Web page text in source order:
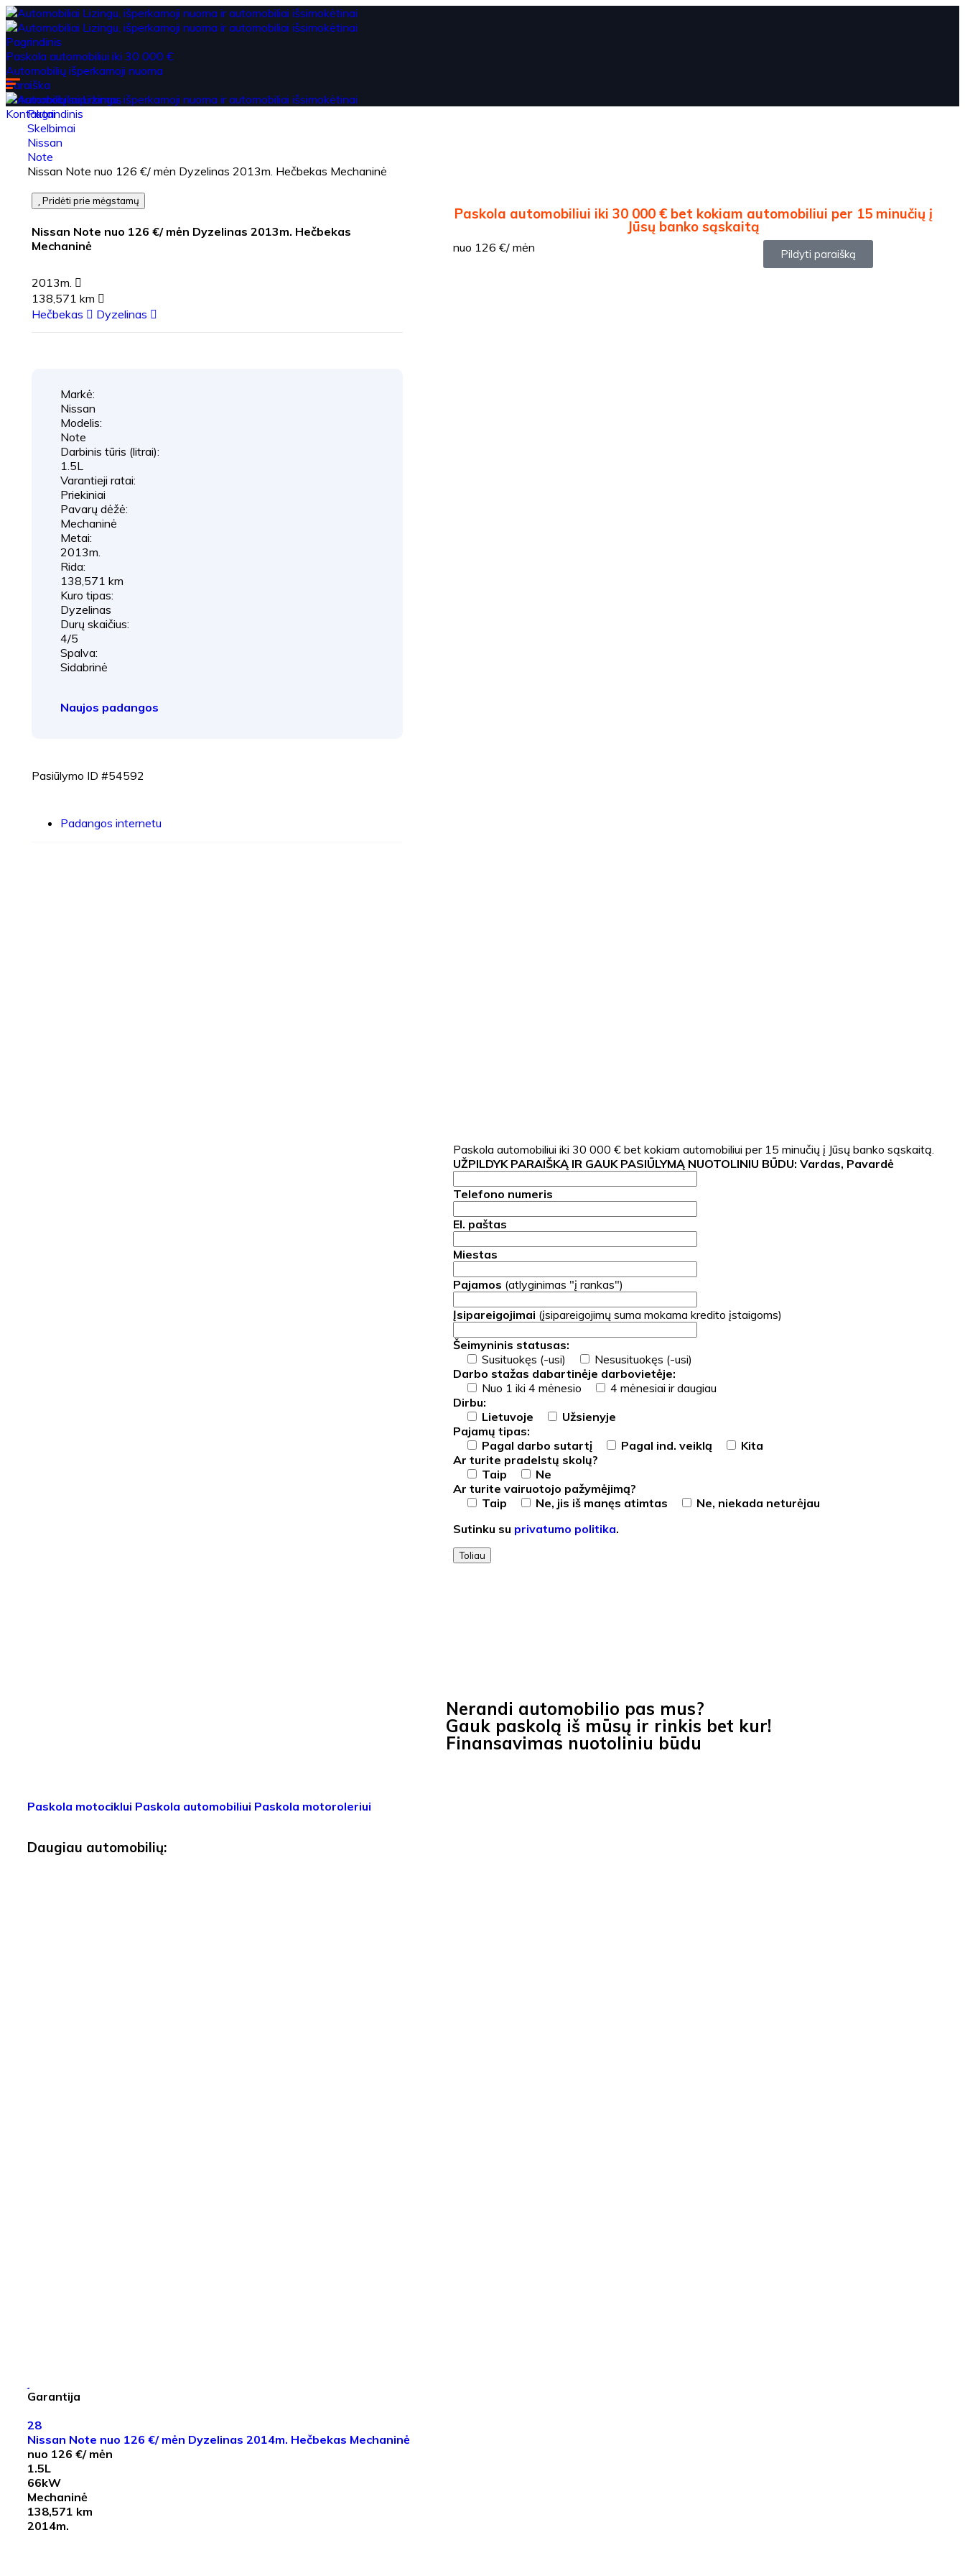
Pagrindinis
Paskola automobiliui iki 30 000 €
Automobilių išperkamoji nuoma
Paraiška
Automobilių supirkimas
Kontaktai
Pagrindinis
Skelbimai
Nissan
Note
Nissan Note nuo 126 €/ mėn Dyzelinas 2013m. Hečbekas Mechaninė
Pridėti prie mėgstamų
Nissan Note nuo 126 €/ mėn Dyzelinas 2013m. Hečbekas
Mechaninė
2013m.
138,571 km
Hečbekas
Dyzelinas
Markė:
Nissan
Modelis:
Note
Darbinis tūris (litrai):
1.5L
Varantieji ratai:
Priekiniai
Pavarų dėžė:
Mechaninė
Metai:
2013m.
Rida:
138,571 km
Kuro tipas:
Dyzelinas
Durų skaičius:
4/5
Spalva:
Sidabrinė
Naujos padangos
Pasiūlymo ID #54592
Padangos internetu
Paskola automobiliui iki 30 000 € bet kokiam automobiliui per 15 minučių į
Jūsų banko sąskaitą
nuo 126 €/ mėn Pildyti paraišką
Paskola automobiliui iki 30 000 € bet kokiam automobiliui per 15 minučių į Jūsų banko sąskaitą.
UŽPILDYK PARAIŠKĄ IR GAUK PASIŪLYMĄ NUOTOLINIU BŪDU: Vardas, Pavardė
Telefono numeris
El. paštas
Miestas
Pajamos (atlyginimas "į rankas")
Įsipareigojimai (įsipareigojimų suma mokama kredito įstaigoms)
Šeimyninis statusas:
Susituokęs (-usi)
Nesusituokęs (-usi)
Darbo stažas dabartinėje darbovietėje:
Nuo 1 iki 4 mėnesio
4 mėnesiai ir daugiau
Dirbu:
Lietuvoje
Užsienyje
Pajamų tipas:
Pagal darbo sutartį
Pagal ind. veiklą
Kita
Ar turite pradelstų skolų?
Taip
Ne
Ar turite vairuotojo pažymėjimą?
Taip
Ne, jis iš manęs atimtas
Ne, niekada neturėjau
Sutinku su privatumo politika.
Toliau
Nerandi automobilio pas mus?
Gauk paskolą iš mūsų ir rinkis bet kur!
Finansavimas nuotoliniu būdu
Paskola motociklui Paskola automobiliui Paskola motoroleriui
Daugiau automobilių:
Garantija
28
Nissan Note nuo 126 €/ mėn Dyzelinas 2014m. Hečbekas Mechaninė
nuo 126 €/ mėn
1.5L
66kW
Mechaninė
138,571 km
2014m.